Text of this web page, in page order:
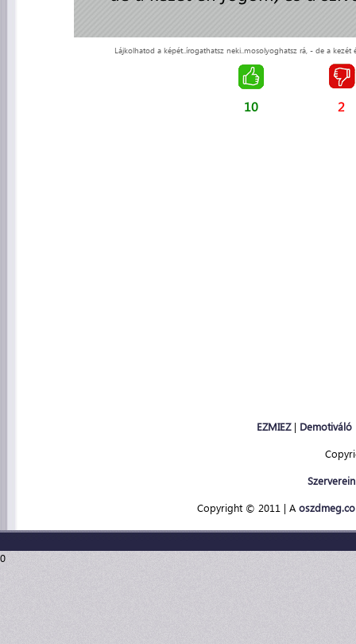
Lájkolhatod a képét..írogathatsz neki..mosolyoghatsz rá, - de a kezét
10 2
EZMIEZ| Demotiváló
Copyright © 2011 | A
0